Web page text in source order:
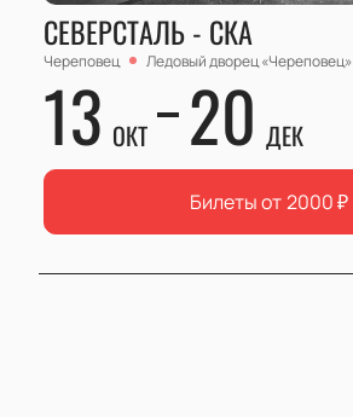
СЕВЕРСТАЛЬ - СКА
Череповец Ледовый дворец «Череповец»
13 ОКТ 20 ДЕК
Билеты от 2000₽